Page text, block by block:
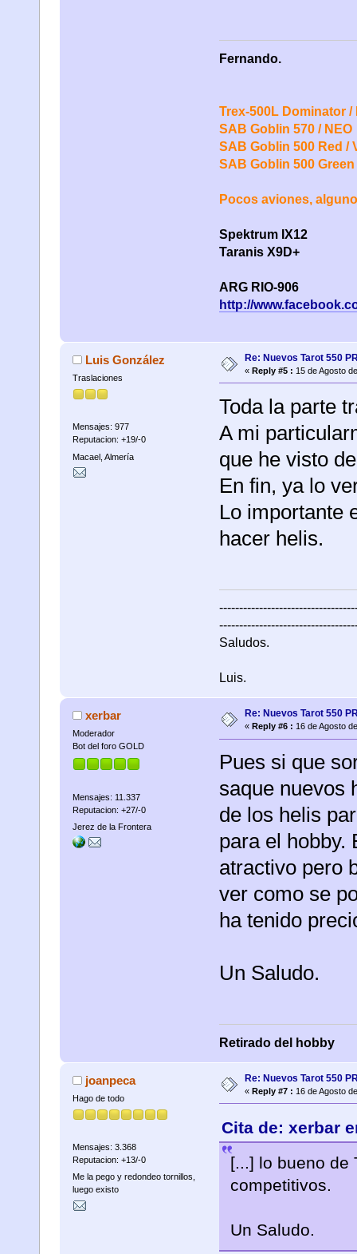
Fernando.
Trex-500L Dominator /
SAB Goblin 570 / NEO
SAB Goblin 500 Red /
SAB Goblin 500 Green
Pocos aviones,
Spektrum IX12
Taranis X9D+
ARG RIO-906
http://
Luis González
Traslaciones
Mensajes: 977
Reputacion: +19/-0
Macael, Almería
Re: Nuevos Tarot 550
« Reply #5 : 15 de Agosto
Toda la parte
A mi
que he visto
En fin, ya lo
Lo importante
hacer helis.
Saludos.
Luis.
xerbar
Moderador
Bot del foro GOLD
Mensajes: 11.337
Reputacion: +27/-0
Jerez de la Frontera
Re: Nuevos Tarot 550
« Reply #6 : 16 de Agosto
Pues si que
saque nuevos
de los helis
para el hobby.
atractivo pero
ver como se
ha tenido
Un Saludo.
Retirado del hobby
joanpeca
Hago de todo
Mensajes: 3.368
Reputacion: +13/-0
Me la pego y redondeo tornillos,
luego existo
Re: Nuevos Tarot 550
« Reply #7 : 16 de Agosto
Cita de: xerbar
[...] lo bueno de
competitivos.
Un Saludo.